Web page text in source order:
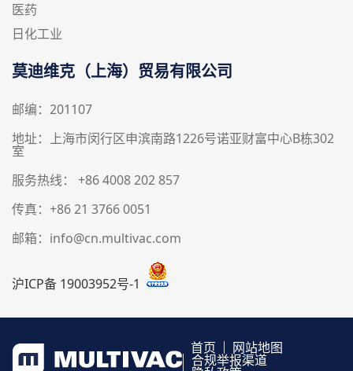
医药
日化工业
莫迪维克（上海）贸易有限公司
邮编：201107
地址：上海市闵行区申滨南路1226号诺亚财富中心B栋302
室
服务热线： +86 4008 202 857
传真：+86 21 3766 0051
邮箱：info@cn.multivac.com
沪ICP备 19003952号-1
首页 网站地图
合规举报渠道